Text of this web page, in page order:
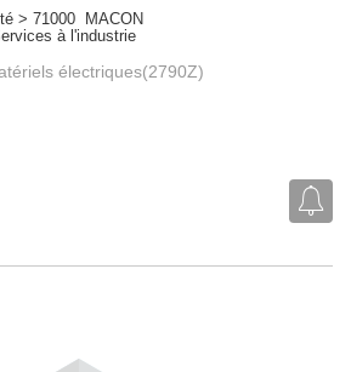
> 71000 MACON
à l'industrie
électriques(2790Z)